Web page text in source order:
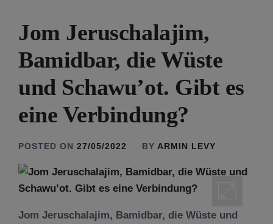
Jom Jeruschalajim,
Bamidbar, die Wüste
und Schawu’ot. Gibt es
eine Verbindung?
POSTED ON 27/05/2022 BY ARMIN LEVY
Jom Jeruschalajim, Bamidbar, die Wüste und